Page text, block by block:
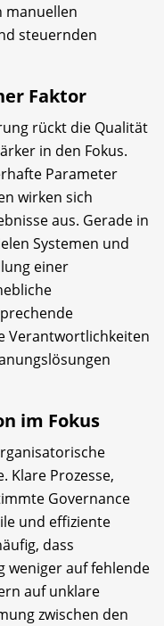
manuellen
steuernden
Faktor
rückt die Qualität
in den Fokus.
Parameter
wirken sich
aus. Gerade in
Systemen und
einer
Verantwortlichkeiten
im Fokus
Klare Prozesse,
Governance
und effiziente
dass
weniger auf fehlende
auf unklare
zwischen den